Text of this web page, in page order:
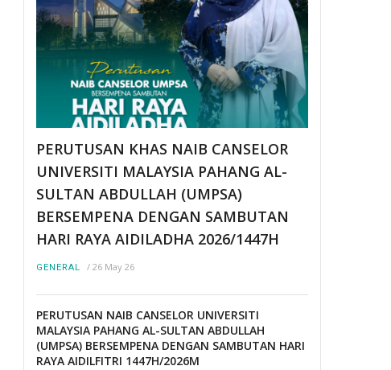
PERUTUSAN KHAS NAIB CANSELOR
UNIVERSITI MALAYSIA PAHANG AL-
SULTAN ABDULLAH (UMPSA)
BERSEMPENA DENGAN SAMBUTAN
HARI RAYA AIDILADHA 2026/1447H
GENERAL / 26 May 26
PERUTUSAN NAIB CANSELOR UNIVERSITI
MALAYSIA PAHANG AL-SULTAN ABDULLAH
(UMPSA) BERSEMPENA DENGAN SAMBUTAN HARI
RAYA AIDILFITRI 1447H/2026M